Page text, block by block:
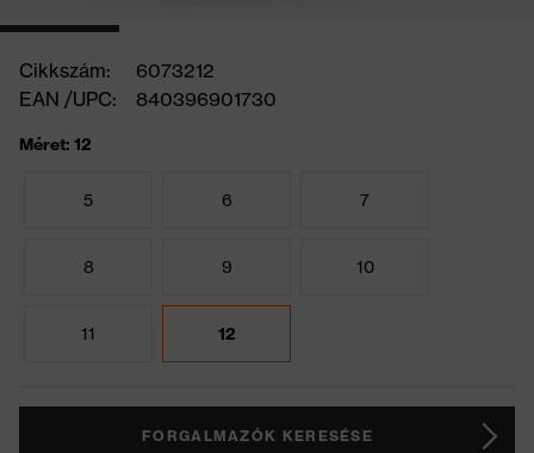
Cikkszám:
6073212
EAN /UPC:
840396901730
Méret: 12
5 6 7
8 9 10
11 12
FORGALMAZÓK KERESÉSE